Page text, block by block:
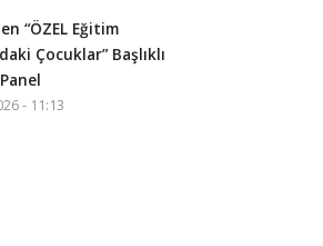
“ÖZEL Eğitim
Çocuklar” Başlıklı
- 11:13